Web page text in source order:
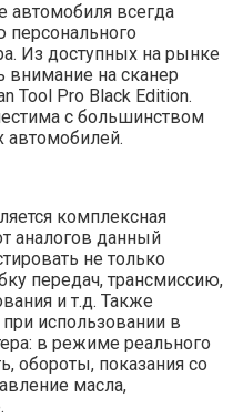
автомобиля всегда
Из доступных на рынке
внимание на сканер
Tool Pro Black Edition.
с большинством
автомобилей.
комплексная
аналогов данный
не только
передач, трансмиссию,
и т.д. Также
при использовании в
в режиме реального
обороты, показания со
масла,